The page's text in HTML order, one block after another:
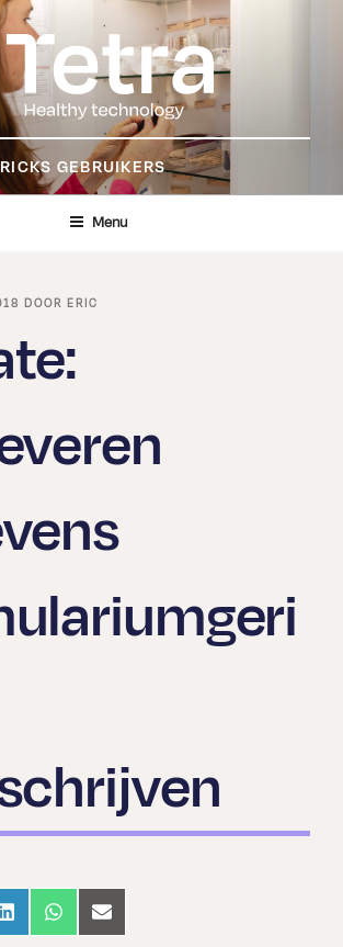
GEBRUIKERS
Menu
DOOR ERIC
Share
on
Share
on
Share
on